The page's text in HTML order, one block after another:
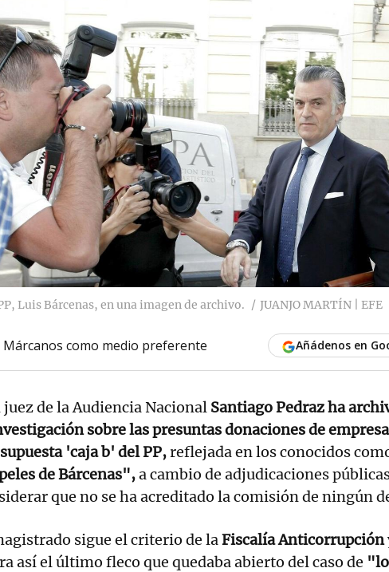
Luis Bárcenas, en una imagen de archivo. JUANJO MARTÍN | EFE
Márcanos como medio preferente Añádenos en
juez de la Audiencia Nacional Santiago Pedraz ha
sobre las presuntas donaciones de
'caja b' del PP,reflejada en los conocidos
de Bárcenas",a cambio de adjudicaciones
que no se ha acreditado la comisión de ningún
sigue el criterio de laFiscalía Anticorrupción
así el último fleco que quedaba abierto del caso de